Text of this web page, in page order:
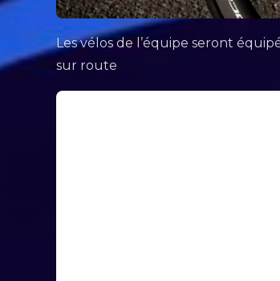
Les vélos de l’équipe seront
sur route